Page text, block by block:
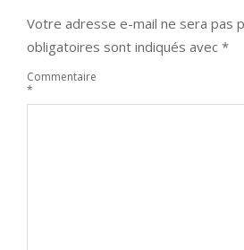
Votre adresse e-mail ne sera pas
obligatoires sont indiqués avec *
Commentaire
*